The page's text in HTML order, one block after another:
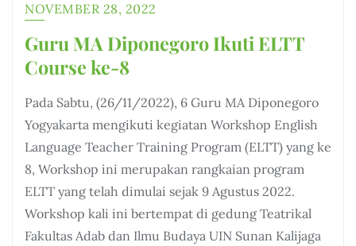
NOVEMBER 28, 2022
Guru MA Diponegoro Ikuti ELTT
Course ke-8
Pada Sabtu, (26/11/2022), 6 Guru MA Diponegoro
Yogyakarta mengikuti kegiatan Workshop English
Language Teacher Training Program (ELTT) yang ke
8, Workshop ini merupakan rangkaian program
ELTT yang telah dimulai sejak 9 Agustus 2022.
Workshop kali ini bertempat di gedung Teatrikal
Fakultas Adab dan Ilmu Budaya UIN Sunan Kalijaga